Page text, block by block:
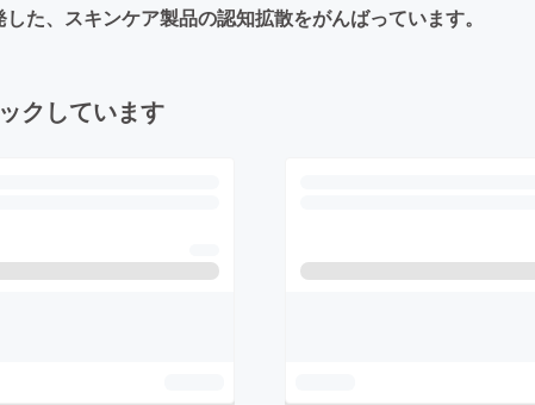
た、スキンケア製品の認知拡散をがんばっています。
クしています